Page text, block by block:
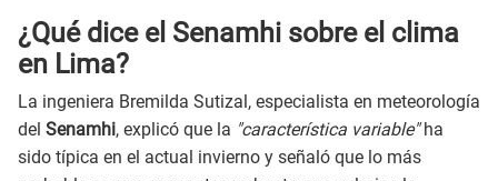
¿Qué dice el Senamhi sobre el clima
en Lima?
La ingeniera Bremilda Sutizal, especialista en meteorología
del Senamhi, explicó que la "característica variable"ha
sido típica en el actual invierno y señaló que lo más